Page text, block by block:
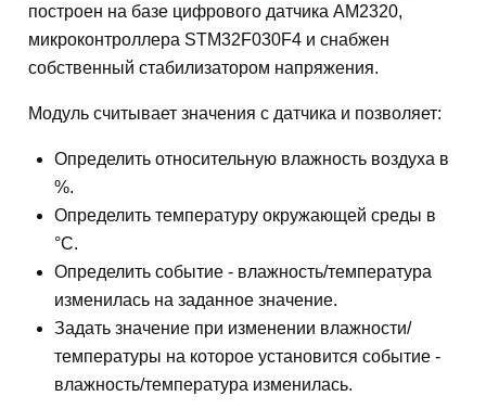
построен на базе цифрового датчика AM2320,
микроконтроллера STM32F030F4 и снабжен
собственный стабилизатором напряжения.
Модуль считывает значения с датчика и позволяет:
Определить относительную влажность воздуха в
%.
Определить температуру окружающей среды в
°С.
Определить событие - влажность/температура
изменилась на заданное значение.
Задать значение при изменении влажности/
температуры на которое установится событие -
влажность/температура изменилась.